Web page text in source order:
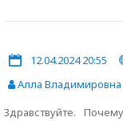
12.04.2024 20:55
Алла Владимировна
Здравствуйте.